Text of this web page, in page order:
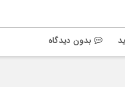
بدون دیدگاه